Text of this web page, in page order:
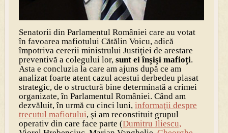
Senatorii din Parlamentul României care au votat
în favoarea mafiotului Cătălin Voicu, adică
împotriva cererii ministrului Justiţiei de arestare
preventivă a colegului lor, sunt ei înşişi mafioţi.
Asta e concluzia la care am ajuns după ce am
analizat foarte atent cazul acestui derbedeu plasat
strategic, de o structură bine determinată a crimei
organizate, în Parlamentul României. Când am
dezvăluit, în urmă cu cinci luni, informaţii despre
trecutul mafiotului, şi am reconstituit grupul
operativ din care face parte (Dumitru Iliescu,